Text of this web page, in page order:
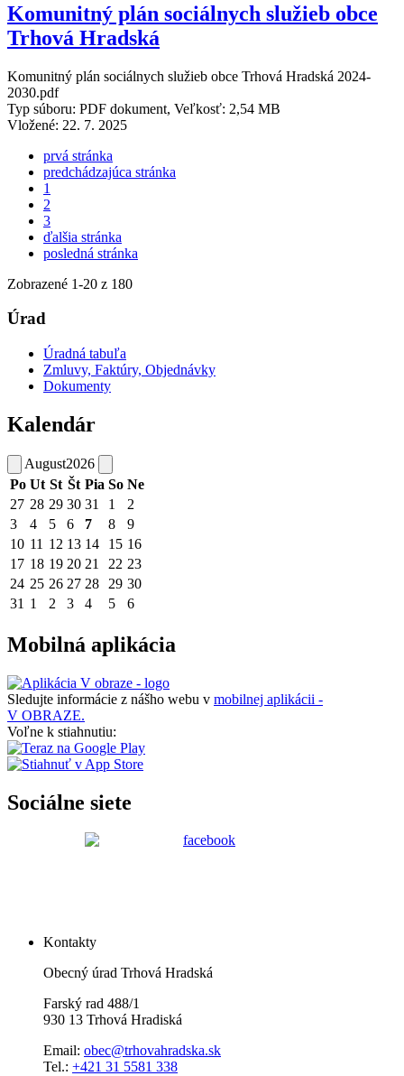
Komunitný plán sociálnych služieb obce
Trhová Hradská
Komunitný plán sociálnych služieb obce Trhová Hradská 2024-
2030.pdf
Typ súboru: PDF dokument, Veľkosť: 2,54 MB
Vložené: 22. 7. 2025
prvá stránka
predchádzajúca stránka
1
2
3
ďalšia stránka
posledná stránka
Zobrazené 1-20 z 180
Úrad
Úradná tabuľa
Zmluvy, Faktúry, Objednávky
Dokumenty
Kalendár
August2026
Po Ut St Št Pia So Ne
27 28 29 30 31 1
2
3
4 5 6 7 8
9
10 11 12 13 14 15 16
17 18 19 20 21 22 23
24 25 26 27 28 29 30
31 1 2 3 4 5 6
Mobilná aplikácia
Sledujte informácie z nášho webu v mobilnej aplikácii -
V OBRAZE.
Voľne k stiahnutiu:
Sociálne siete
Kontakty
Obecný úrad Trhová Hradská
Farský rad 488/1
930 13 Trhová Hradiská
Email: obec@trhovahradska.sk
Tel.: +421 31 5581 338